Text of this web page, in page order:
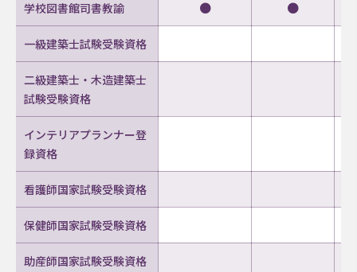
学校図書館司書教諭 ● ●
一級建築士試験受験資格
二級建築士・木造建築士
試験受験資格
インテリアプランナー登
録資格
看護師国家試験受験資格
保健師国家試験受験資格
助産師国家試験受験資格